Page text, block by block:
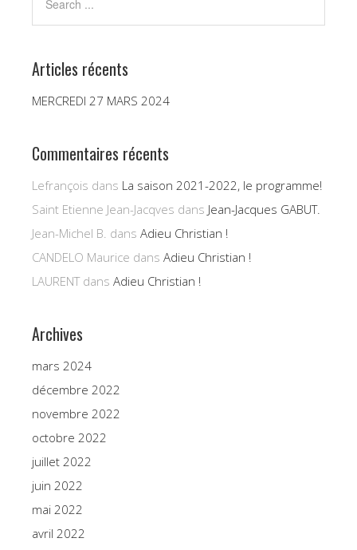
Articles récents
MERCREDI 27 MARS 2024
Commentaires récents
Lefrançois dans La saison 2021-2022, le programme!
Saint Etienne Jean-Jacqves dans Jean-Jacques GABUT.
Jean-Michel B. dans Adieu Christian !
CANDELO Maurice dans Adieu Christian !
LAURENTdans Adieu Christian !
Archives
mars 2024
décembre 2022
novembre 2022
octobre 2022
juillet 2022
juin 2022
mai 2022
avril 2022